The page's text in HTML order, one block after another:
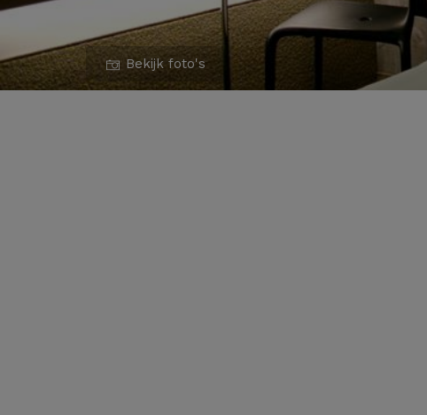
Bekijk foto's